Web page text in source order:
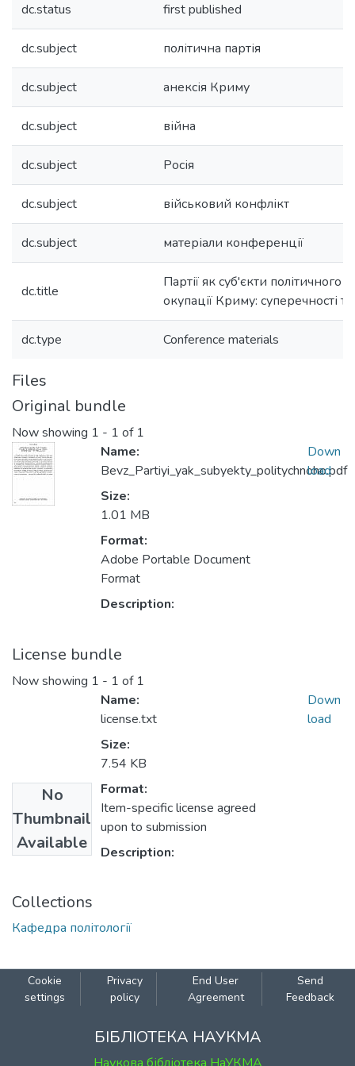
dc.status first published
dc.subject політична партія
dc.subject анексія Криму
dc.subject війна
dc.subject Росія
dc.subject військовий конфлікт
dc.subject матеріали конференції
dc.title
Партії як суб'єкти політичного
окупації Криму: суперечності
dc.type Conference materials
Files
Original bundle
Now showing 1 - 1 of 1
Name:
Bevz_Partiyi_yak_subyekty_politychnoho.pdf
Size:
1.01 MB
Format:
Adobe Portable Document
Format
Description:
Down
load
License bundle
Now showing 1 - 1 of 1
No
Thumbnail
Available
Name:
license.txt
Size:
7.54 KB
Format:
Item-specific license agreed
upon to submission
Description:
Down
load
Collections
Кафедра політології
Cookie
settings
Privacy
policy
End User
Agreement
Send
Feedback
БІБЛІОТЕКА НАУКМА